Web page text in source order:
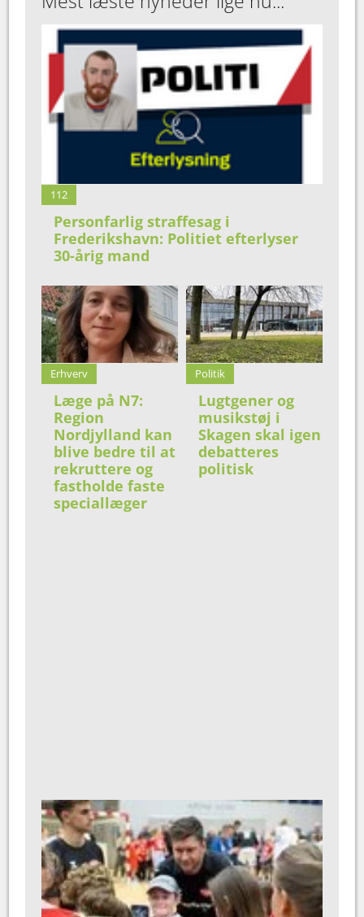
112
Personfarlig straffesag i
Frederikshavn: Politiet efterlyser
30-årig mand
Erhverv
Læge på N7:
Region
Nordjylland kan
blive bedre til at
rekruttere og
fastholde faste
speciallæger
Politik
Lugtgener og
musikstøj i
Skagen skal igen
debatteres
politisk